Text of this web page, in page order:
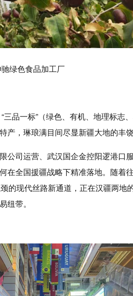
绿色食品加工厂
三品一标”（绿色、有机、地理标志
产，琳琅满目间尽显新疆大地的丰饶
公司运营、武汉国企金控阳逻港口
在全国援疆战略下精准落地。随着
的现代丝路新通道，正在汉疆两
纽带。